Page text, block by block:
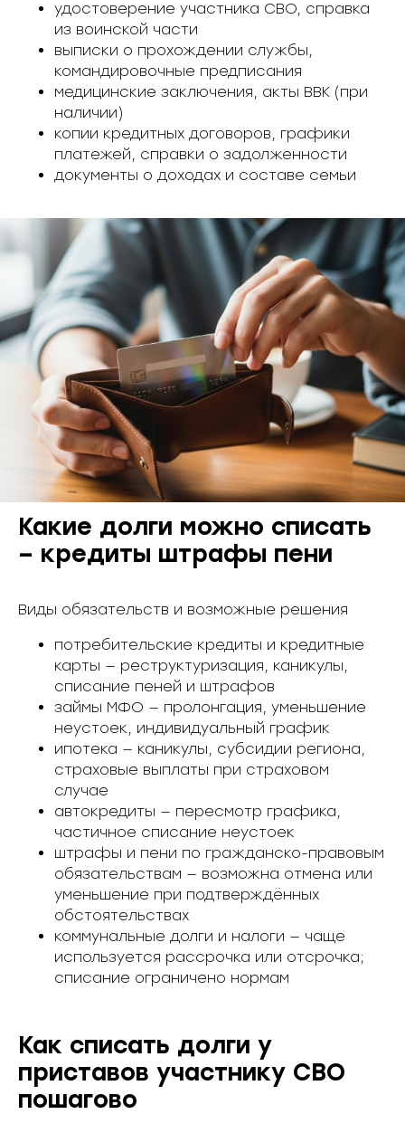
удостоверение участника СВО, справка
из воинской части
выписки о прохождении службы,
командировочные предписания
медицинские заключения, акты ВВК (при
наличии)
копии кредитных договоров, графики
платежей, справки о задолженности
документы о доходах и составе семьи
Какие долги можно списать
– кредиты штрафы пени
Виды обязательств и возможные решения
потребительские кредиты и кредитные
карты — реструктуризация, каникулы,
списание пеней и штрафов
займы МФО — пролонгация, уменьшение
неустоек, индивидуальный график
ипотека — каникулы, субсидии региона,
страховые выплаты при страховом
случае
автокредиты — пересмотр графика,
частичное списание неустоек
штрафы и пени по гражданско-правовым
обязательствам — возможна отмена или
уменьшение при подтверждённых
обстоятельствах
коммунальные долги и налоги — чаще
используется рассрочка или отсрочка;
списание ограничено нормам
Как списать долги у
приставов участнику СВО
пошагово